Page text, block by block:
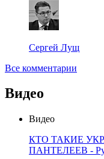
Сергей Лущ
Все комментарии
Видео
Видео
КТО ТАКИЕ
ПАНТЕЛЕЕВ -